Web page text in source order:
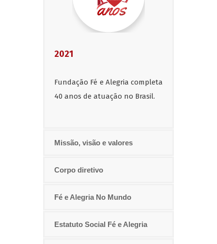
2021
Fundação Fé e Alegria completa
40 anos de atuação no Brasil.
Missão, visão e valores
Corpo diretivo
Fé e Alegria No Mundo
Estatuto Social Fé e Alegria